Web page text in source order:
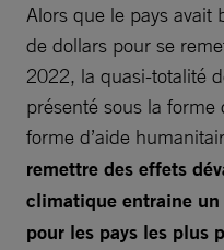
Alors que le pays avait
de dollars pour se
2022, la quasi-totalité
présenté sous la
forme d’aide
remettre des effets
climatique entraine
pour les pays les plus